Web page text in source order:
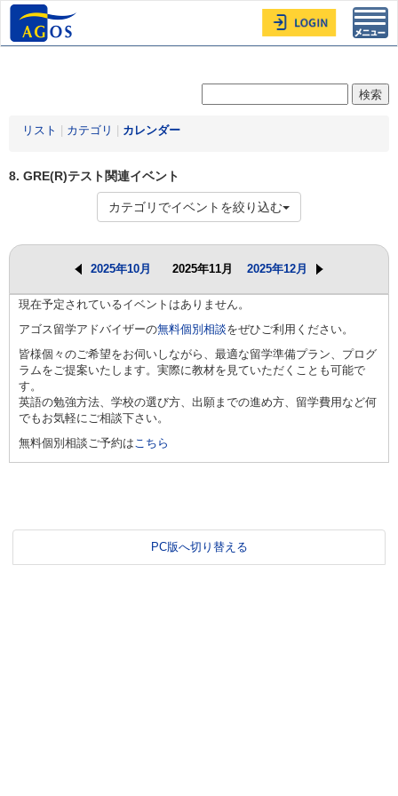
リスト カテゴリ カレンダー
8. GRE(R)テスト関連イベント
カテゴリでイベントを絞り込む
2025年10月 2025年11月 2025年12月
現在予定されているイベントはありません。
アゴス留学アドバイザーの無料個別相談をぜひご利用ください。
皆様個々のご希望をお伺いしながら、最適な留学準備プラン、プログ
ラムをご提案いたします。実際に教材を見ていただくことも可能で
す。
英語の勉強方法、学校の選び方、出願までの進め方、留学費用など何
でもお気軽にご相談下さい。
無料個別相談ご予約はこちら
PC版へ切り替える